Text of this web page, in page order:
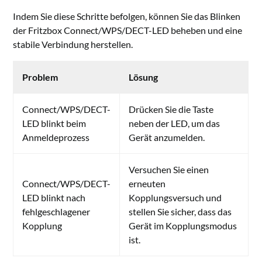
Indem Sie diese Schritte befolgen, können Sie das Blinken
der Fritzbox Connect/WPS/DECT-LED beheben und eine
stabile Verbindung herstellen.
Problem Lösung
Connect/WPS/DECT-
LED blinkt beim
Anmeldeprozess
Drücken Sie die Taste
neben der LED, um das
Gerät anzumelden.
Connect/WPS/DECT-
LED blinkt nach
fehlgeschlagener
Kopplung
Versuchen Sie einen
erneuten
Kopplungsversuch und
stellen Sie sicher, dass das
Gerät im Kopplungsmodus
ist.